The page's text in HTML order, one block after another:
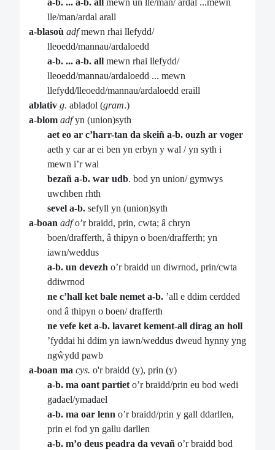
a-b. ... a-b. all
mewn un lle/man/ ardal ...mewn
lle/man/ardal arall
a-blasoù adfmewn rhai llefydd/
lleoedd/mannau/ardaloedd
a-b. ... a-b. all mewn rhai llefydd/
lleoedd/mannau/ardaloedd ... mewn
llefydd/lleoedd/mannau/ardaloedd eraill
ablativ g. abladol (gram.)
a-blom adfyn (union)syth
aet eo ar c’harr-tan da skeiñ a-b. ouzh ar voger
aeth y car ar ei ben yn erbyn y wal / yn syth i
mewn i’r wal
bezañ a-b. war udb. bod yn union/ gymwys
uwchben rhth
sevel a-b. sefyll yn (union)syth
a-boan adfo’r braidd, prin, cwta; â chryn
boen/drafferth, â thipyn o boen/drafferth; yn
iawn/weddus
a-b. un devezh o’r braidd un diwrnod, prin/cwta
ddiwrnod
ne c’hall ket bale nemet a-b. ’all e ddim cerdded
ond â thipyn o boen/ drafferth
ne vefe ket a-b. lavaret kement-all dirag an holl
’fyddai hi ddim yn iawn/weddus dweud hynny yng
ngŵydd pawb
a-boan ma cys. o'r braidd (y), prin (y)
a-b. ma oant partiet o’r braidd/prin eu bod wedi
gadael/ymadael
a-b. ma oar lenn o’r braidd/prin y gall ddarllen,
prin ei fod yn gallu darllen
a-b. m’o deus peadra da vevañ o’r braidd bod